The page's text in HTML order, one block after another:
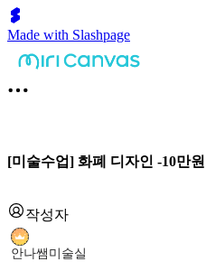
Made with Slashpage
[미술수업] 화폐 디자인 -10만
작성자
안나쌤미술실